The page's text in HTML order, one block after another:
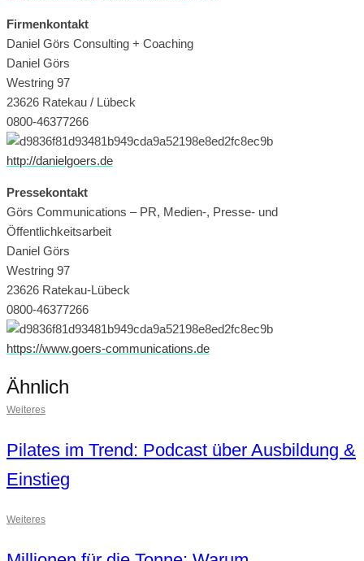
Firmenkontakt
Daniel Görs Consulting + Coaching
Daniel Görs
Westring 97
23626 Ratekau / Lübeck
0800-46377266
http://danielgoers.de
Pressekontakt
Görs Communications – PR, Medien-, Presse- und
Öffentlichkeitsarbeit
Daniel Görs
Westring 97
23626 Ratekau-Lübeck
0800-46377266
https://www.goers-communications.de
Ähnlich
Weiteres
Pilates im Trend: Podcast über Ausbildung &
Einstieg
Weiteres